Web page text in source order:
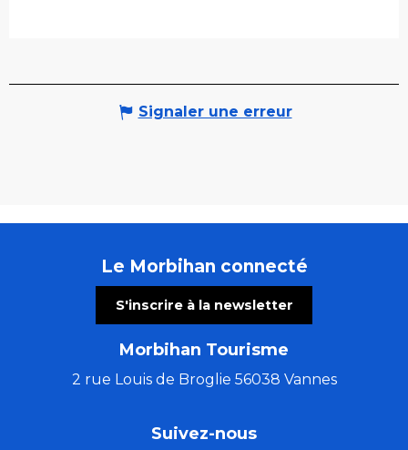
Signaler une erreur
Le Morbihan connecté
S'inscrire à la newsletter
Morbihan Tourisme
2 rue Louis de Broglie 56038 Vannes
Suivez-nous